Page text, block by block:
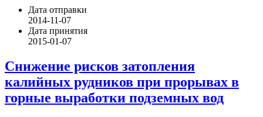
Дата отправки
2014-11-07
Дата принятия
2015-01-07
Снижение рисков затопления
калийных рудников при прорывах в
горные выработки подземных вод